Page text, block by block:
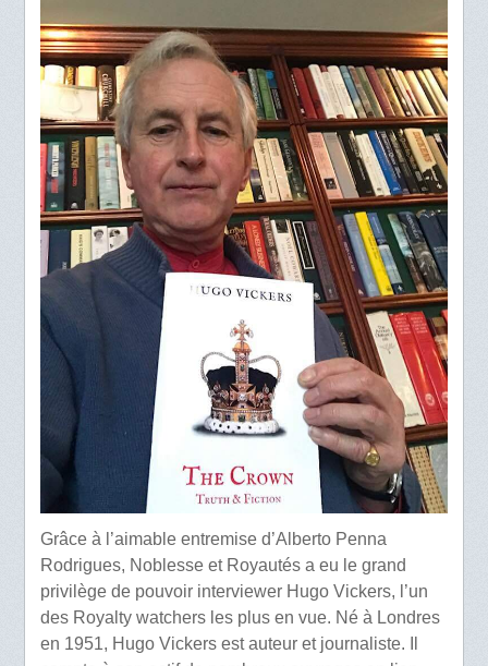
Grâce à l’aimable entremise d’Alberto Penna
Rodrigues, Noblesse et Royautés a eu le grand
privilège de pouvoir interviewer Hugo Vickers, l’un
des Royalty watchers les plus en vue. Né à Londres
en 1951, Hugo Vickers est auteur et journaliste. Il